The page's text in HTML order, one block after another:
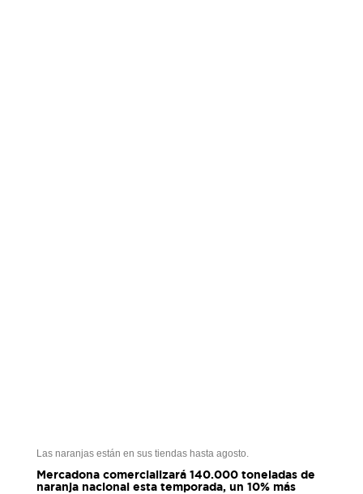
Las naranjas están en sus tiendas hasta agosto.
Mercadona comercializará 140.000 toneladas de
naranja nacional esta temporada, un 10% más